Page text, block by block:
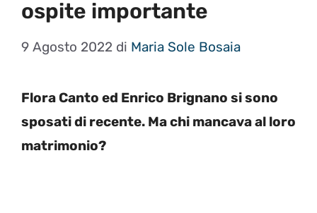
ospite importante
9 Agosto 2022 di Maria Sole Bosaia
Flora Canto ed Enrico Brignano si sono
sposati di recente. Ma chi mancava al loro
matrimonio?